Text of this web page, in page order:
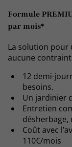
Formule
par mois*
La solution pour
aucune
12 demi-
besoins.
Un jardinier
Entretien
désherbage,
Coût avec
110€/mois